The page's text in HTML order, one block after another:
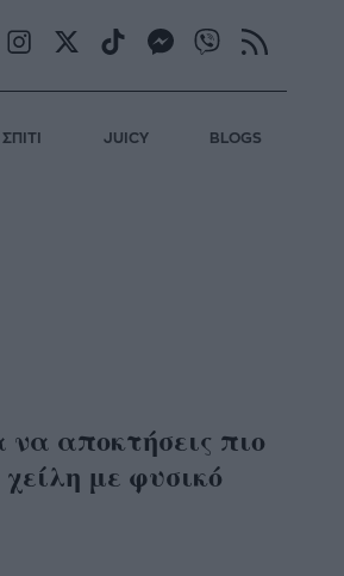
ΣΠΙΤΙ JUICY BLOGS
να αποκτήσεις πιο
με φυσικό